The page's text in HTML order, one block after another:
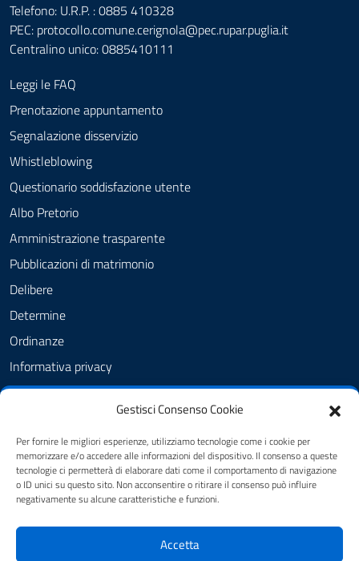
Gestisci Consenso Cookie
Per fornire le migliori esperienze, utilizziamo tecnologie come i cookie per
memorizzare e/o accedere alle informazioni del dispositivo. Il consenso a queste
tecnologie ci permetterà di elaborare dati come il comportamento di navigazione
o ID unici su questo sito. Non acconsentire o ritirare il consenso può influire
negativamente su alcune caratteristiche e funzioni.
Accetta
Telefono: U.R.P. : 0885 410328
PEC: protocollo.comune.cerignola@pec.rupar.puglia.it
Centralino unico: 0885410111
Leggi le FAQ
Prenotazione appuntamento
Segnalazione disservizio
Whistleblowing
Questionario soddisfazione utente
Albo Pretorio
Amministrazione trasparente
Pubblicazioni di matrimonio
Delibere
Determine
Ordinanze
Informativa privacy
Feedback
Dichiarazione di accessibilità
Obiettivi di accessibilità
SEGUICI SU
FB - Amministrazione Comunale